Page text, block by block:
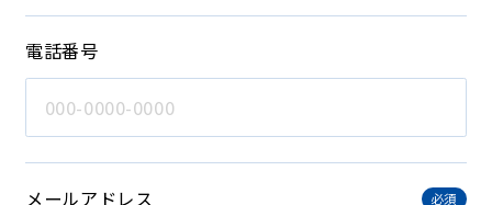
電話番号
メールアドレス 必須